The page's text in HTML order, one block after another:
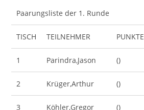
Paarungsliste der 1. Runde
TISCH TEILNEHMER PUNKTE
1 Parindra,Jason ()
2 Krüger,Arthur ()
3 Köhler,Gregor ()